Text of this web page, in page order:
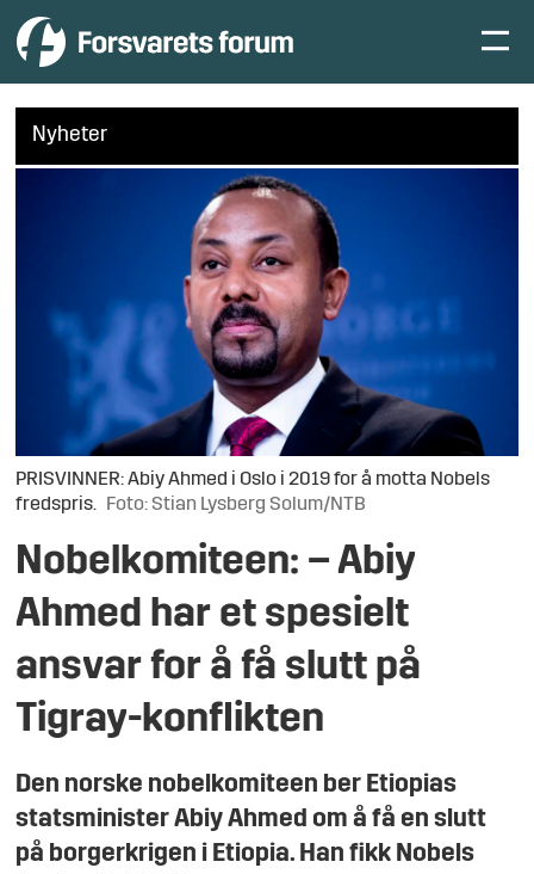
Nyheter
PRISVINNER: Abiy Ahmed i Oslo i 2019 for å motta Nobels
fredspris.
Foto: Stian Lysberg Solum/NTB
Nobelkomiteen: – Abiy
Ahmed har et spesielt
ansvar for å få slutt på
Tigray-konflikten
Den norske nobelkomiteen ber Etiopias
statsminister Abiy Ahmed om å få en slutt
på borgerkrigen i Etiopia. Han fikk Nobels